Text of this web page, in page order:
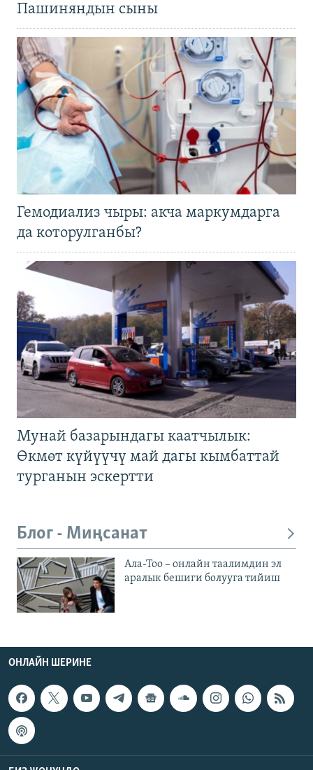
Пашиняндын сыны
Гемодиализ чыры: акча маркумдарга
да которулганбы?
Мунай базарындагы каатчылык:
Өкмөт күйүүчү май дагы кымбаттай
турганын эскертти
Блог - Миңсанат
Ала-Тоо – онлайн таалимдин эл
аралык бешиги болууга тийиш
ОНЛАЙН ШЕРИНЕ